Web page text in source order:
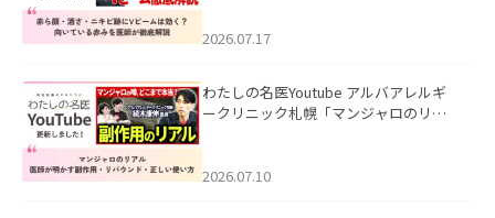
した。
2026.07.17
わたしの名医Youtube アルバアレルギ
ークリニック札幌「マンジャロのリア
た。
2026.07.10